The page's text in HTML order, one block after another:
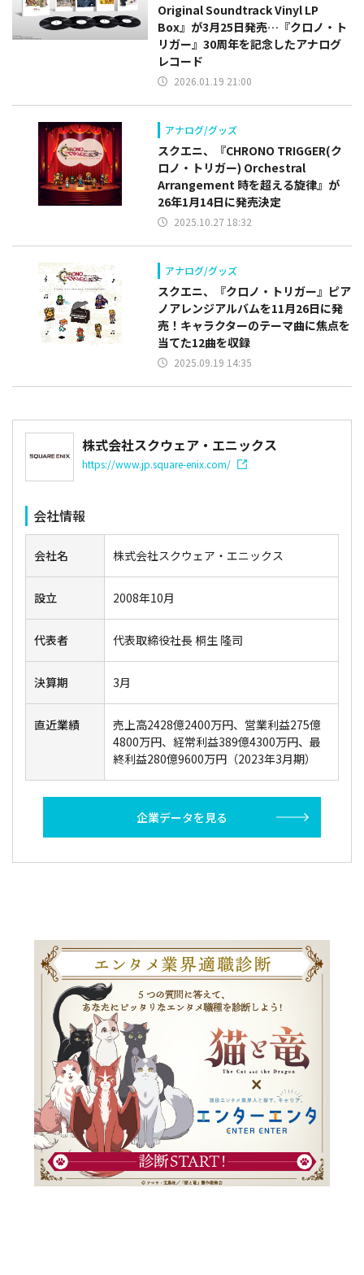
Original Soundtrack Vinyl LP
Box』が3月25日発売…『クロノ・ト
リガー』30周年を記念したアナログ
レコード
2026.01.19 21:00
アナログ/グッズ
スクエニ、『CHRONO TRIGGER(ク
ロノ・トリガー) Orchestral
Arrangement 時を超える旋律』が
26年1月14日に発売決定
2025.10.27 18:32
アナログ/グッズ
スクエニ、『クロノ・トリガー』ピア
ノアレンジアルバムを11月26日に発
売！キャラクターのテーマ曲に焦点を
当てた12曲を収録
2025.09.19 14:35
株式会社スクウェア・エニックス
https://www.jp.square-enix.com/
会社情報
会社名 株式会社スクウェア・エニックス
設立 2008年10月
代表者 代表取締役社長 桐生 隆司
決算期 3月
直近業績
売上高2428億2400万円、営業利益275億
4800万円、経常利益389億4300万円、最
終利益280億9600万円（2023年3月期）
企業データを見る